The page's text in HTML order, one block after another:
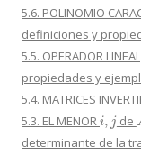
5.6. POLINOMIO
definiciones y
5.5. OPERADOR
propiedades y
5.4. MATRICES
5.3. EL MENORi,j de
determinante de la